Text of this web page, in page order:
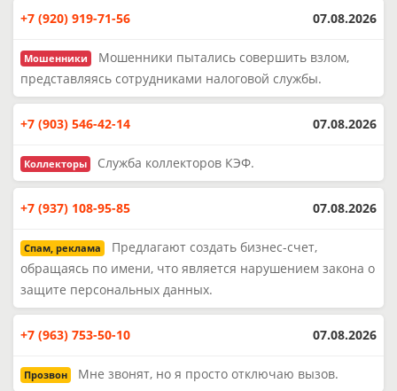
+7 (920) 919-71-56 07.08.2026
Мошенники
Мошенники пытались совершить взлом,
представляясь сотрудниками налоговой службы.
+7 (903) 546-42-14 07.08.2026
Коллекторы Служба коллекторов КЭФ.
+7 (937) 108-95-85 07.08.2026
Спам, реклама
Предлагают создать бизнес-счет,
обращаясь по имени, что является нарушением закона о
защите персональных данных.
+7 (963) 753-50-10 07.08.2026
Прозвон Мне звонят, но я просто отключаю вызов.